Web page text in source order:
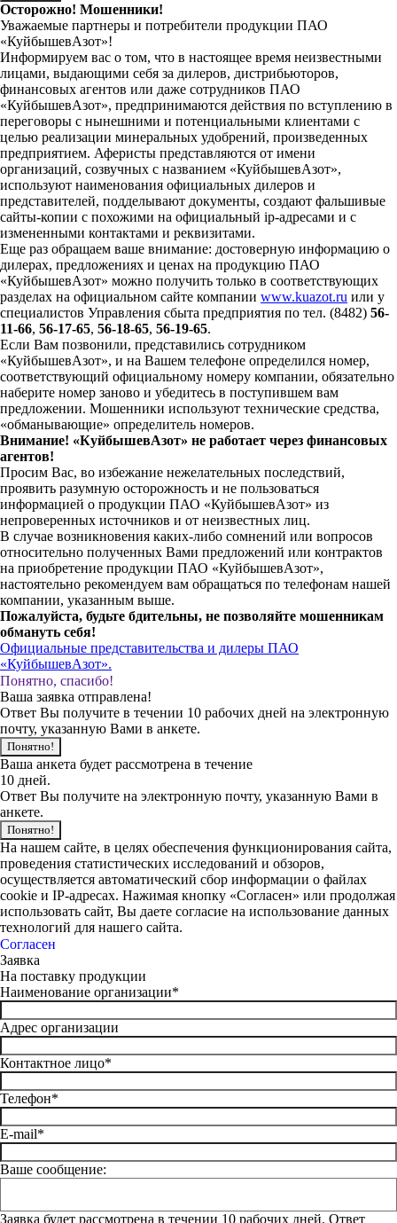
Осторожно! Мошенники!
Уважаемые партнеры и потребители продукции ПАО
«КуйбышевАзот»!
Информируем вас о том, что в настоящее время неизвестными
лицами, выдающими себя за дилеров, дистрибьюторов,
финансовых агентов или даже сотрудников ПАО
«КуйбышевАзот», предпринимаются действия по вступлению в
переговоры с нынешними и потенциальными клиентами с
целью реализации минеральных удобрений, произведенных
предприятием. Аферисты представляются от имени
организаций, созвучных с названием «КуйбышевАзот»,
используют наименования официальных дилеров и
представителей, подделывают документы, создают фальшивые
сайты-копии с похожими на официальный ip-адресами и с
измененными контактами и реквизитами.
Еще раз обращаем ваше внимание: достоверную информацию о
дилерах, предложениях и ценах на продукцию ПАО
«КуйбышевАзот» можно получить только в соответствующих
разделах на официальном сайте компании www.kuazot.ru или у
специалистов Управления сбыта предприятия по тел. (8482) 56-
11-66, 56-17-65, 56-18-65, 56-19-65.
Если Вам позвонили, представились сотрудником
«КуйбышевАзот», и на Вашем телефоне определился номер,
соответствующий официальному номеру компании, обязательно
наберите номер заново и убедитесь в поступившем вам
предложении. Мошенники используют технические средства,
«обманывающие» определитель номеров.
Внимание! «КуйбышевАзот» не работает через финансовых
агентов!
Просим Вас, во избежание нежелательных последствий,
проявить разумную осторожность и не пользоваться
информацией о продукции ПАО «КуйбышевАзот» из
непроверенных источников и от неизвестных лиц.
В случае возникновения каких-либо сомнений или вопросов
относительно полученных Вами предложений или контрактов
на приобретение продукции ПАО «КуйбышевАзот»,
настоятельно рекомендуем вам обращаться по телефонам нашей
компании, указанным выше.
Пожалуйста, будьте бдительны, не позволяйте мошенникам
обмануть себя!
Официальные представительства и дилеры ПАО
«КуйбышевАзот».
Понятно, спасибо!
Ваша заявка отправлена!
Ответ Вы получите в течении 10 рабочих дней на электронную
почту, указанную Вами в анкете.
Понятно!
Ваша анкета будет рассмотрена в течение
10 дней.
Ответ Вы получите на электронную почту, указанную Вами в
анкете.
Понятно!
На нашем сайте, в целях обеспечения функционирования сайта,
проведения статистических исследований и обзоров,
осуществляется автоматический сбор информации о файлах
cookie и IP-адресах. Нажимая кнопку «Согласен» или продолжая
использовать сайт, Вы даете согласие на использование данных
технологий для нашего сайта.
Согласен
Заявка
На поставку продукции
Наименование организации*
Адрес организации
Контактное лицо*
Телефон*
E-mail*
Ваше сообщение:
Заявка будет рассмотрена в течении 10 рабочих дней. Ответ